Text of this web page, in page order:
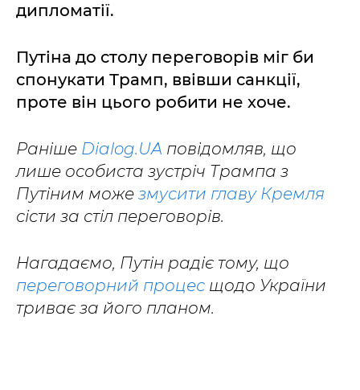
дипломатії.
Путіна до столу переговорів міг би
спонукати Трамп, ввівши санкції,
проте він цього робити не хоче.
Раніше Dialog.UA повідомляв, що
лише особиста зустріч Трампа з
Путіним може змусити главу Кремля
сісти за стіл переговорів.
Нагадаємо, Путін радіє тому, що
переговорний процес щодо України
триває за його планом.